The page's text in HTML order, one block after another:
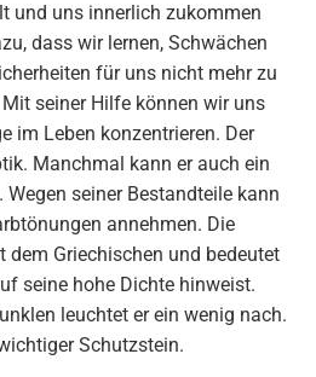
und uns innerlich zukommen
dass wir lernen, Schwächen
für uns nicht mehr zu
seiner Hilfe können wir uns
im Leben konzentrieren. Der
Manchmal kann er auch ein
seiner Bestandteile kann
annehmen. Die
dem Griechischen und bedeutet
seine hohe Dichte hinweist.
leuchtet er ein wenig nach.
Schutzstein.